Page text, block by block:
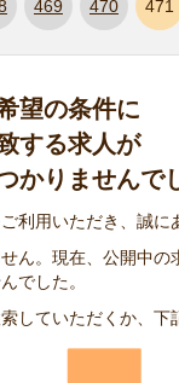
469 470 471
望の条件に
する求人が
かりませんで
利用いただき、誠に
ん。現在、公開中の
でした。
していただくか、下